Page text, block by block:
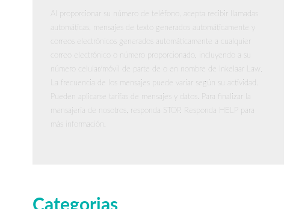
Al proporcionar su número de teléfono, acepta recibir llamadas
automáticas, mensajes de texto generados automáticamente y
correos electrónicos generados automáticamente a cualquier
correo electrónico o número proporcionado, incluyendo a su
número celular/móvil de parte de o en nombre de Inkelaar Law.
La frecuencia de los mensajes puede variar según su actividad.
Pueden aplicarse tarifas de mensajes y datos. Para finalizar la
mensajería de nosotros, responda STOP. Responda HELP para
más información.